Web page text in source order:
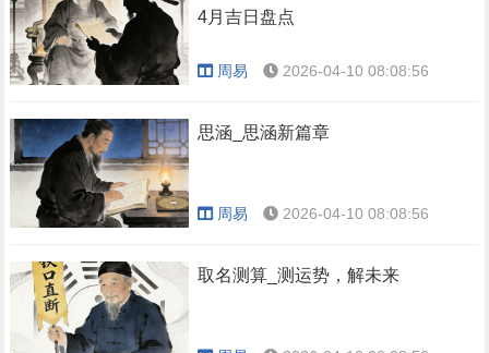
4月吉日盘点
周易 2026-04-10 08:08:56
思涵_思涵新篇章
周易 2026-04-10 08:08:56
取名测算_测运势，解未来